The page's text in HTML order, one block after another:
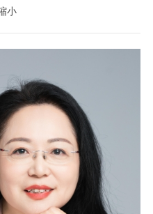
小